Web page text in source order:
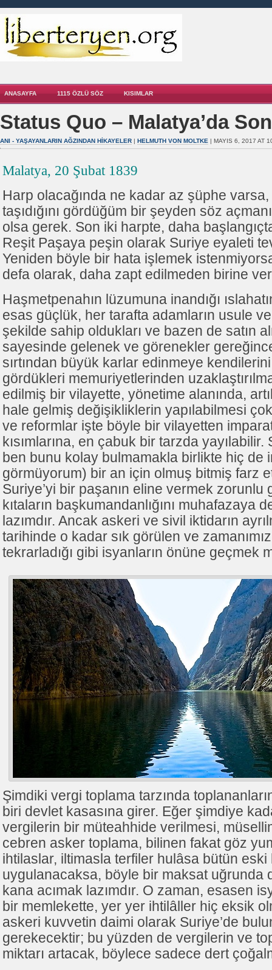
ANASAYFA 1115 ÖZLÜ SÖZ KISIMLAR
Status Quo – Malatya’da
ANI - YAŞAYANLARIN AĞZINDAN HIKAYELER | HELMUTH VON MOLTKE | MAYIS 6, 2017 AT
Malatya, 20 Şubat 1839
Harp olacağında ne kadar az şüphe
taşıdığını gördüğüm bir şeyden söz
olsa gerek. Son iki harpte, daha
Reşit Paşaya peşin olarak Suriye eyaleti
Yeniden böyle bir hata işlemek
defa olarak, daha zapt edilmeden birine
Haşmetpenahın lüzumuna inandığı
esas güçlük, her tarafta adamların usule
şekilde sahip oldukları ve bazen de satın
sayesinde gelenek ve görenekler
sırtından büyük karlar edinmeye kendilerini
gördükleri memuriyetlerinden
edilmiş bir vilayette, yönetime alanında,
hale gelmiş değişikliklerin yapılabilmesi
ve reformlar işte böyle bir vilayetten
kısımlarına, en çabuk bir tarzda yayılabilir.
ben bunu kolay bulmamakla birlikte hiç de
görmüyorum) bir an için olmuş bitmiş farz
Suriye’yi bir paşanın eline vermek zorunlu
kıtaların başkumandanlığını muhafazaya
lazımdır. Ancak askeri ve sivil iktidarın
tarihinde o kadar sık görülen ve
tekrarladığı gibi isyanların önüne geçmek
Şimdiki vergi toplama tarzında
biri devlet kasasına girer. Eğer şimdiye
vergilerin bir müteahhide verilmesi,
cebren asker toplama, bilinen fakat göz
ihtilaslar, iltimasla terfiler hulâsa bütün
uygulanacaksa, böyle bir maksat uğrunda
kana acımak lazımdır. O zaman, esasen
bir memlekette, yer yer ihtilâller hiç eksik
askeri kuvvetin daimi olarak Suriye’de
gerekecektir; bu yüzden de vergilerin ve
miktarı artacak, böylece sadece dert